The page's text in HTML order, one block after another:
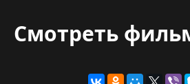
Смотреть